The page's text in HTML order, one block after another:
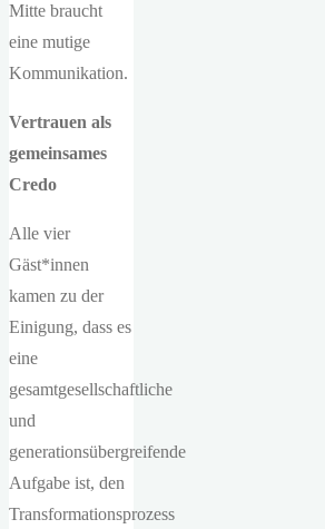
Mitte braucht
eine mutige
Kommunikation.
Vertrauen als
gemeinsames
Credo
Alle vier
Gäst*innen
kamen zu der
Einigung, dass es
eine
gesamtgesellschaftliche
und
generationsübergreifende
Aufgabe ist, den
Transformationsprozess